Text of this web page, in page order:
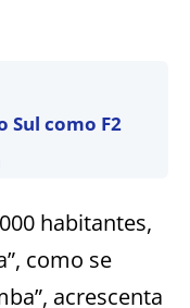
Sul como F2
habitantes,
como se
acrescenta